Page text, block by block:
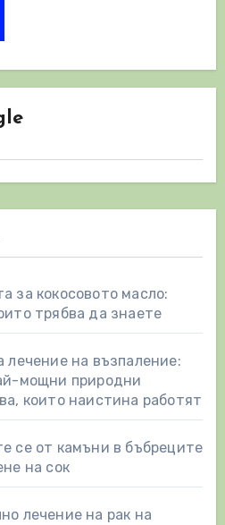
за кокосовото масло:
трябва да знаете
лечение на възпаление:
мощни природни
които наистина работят
се от камъни в бъбреците
на сок
лечение на рак на